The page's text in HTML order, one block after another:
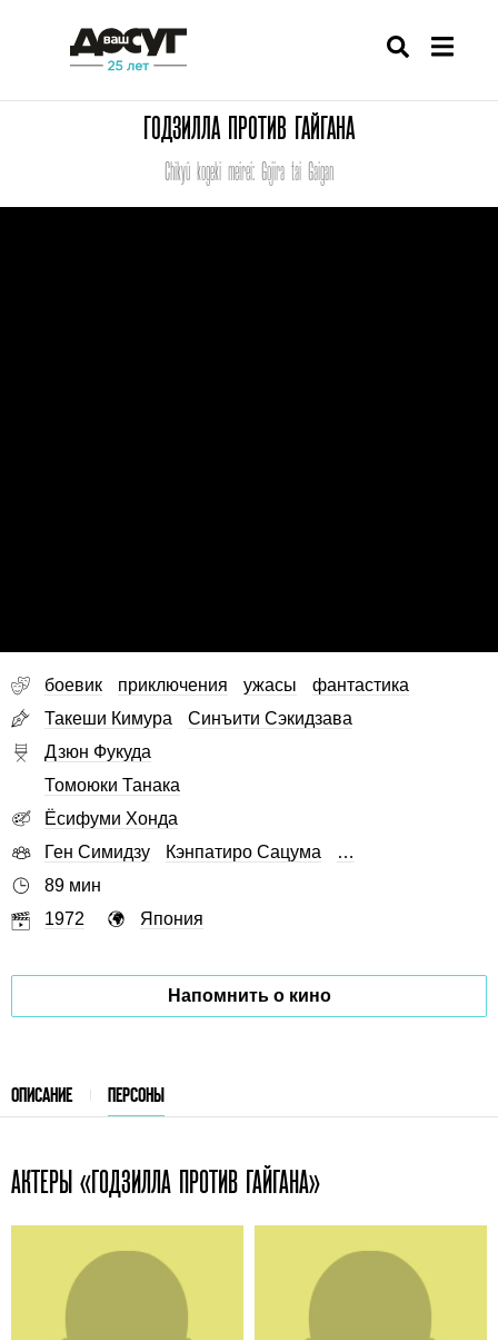
ГОДЗИЛЛА ПРОТИВ ГАЙГАНА
Chikyû kogeki meirei: Gojira tai Gaigan
боевик приключения ужасы
фантастика
Такеши Кимура
Синъити Сэкидзава
Дзюн Фукуда
Томоюки Танака
Ёсифуми Хонда
Ген Симидзу
Кэнпатиро Сацума
…
89 мин
1972
Япония
Напомнить о кино
ОПИСАНИЕ ПЕРСОНЫ
АКТЕРЫ «ГОДЗИЛЛА ПРОТИВ ГАЙГАНА»